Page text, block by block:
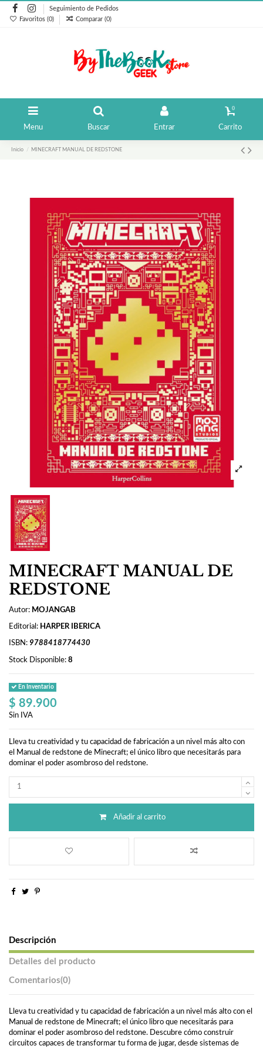
Seguimiento de Pedidos
Favoritos (0) Comparar (0)
Menu Buscar Entrar
0
Carrito
Inicio MINECRAFT MANUAL DE REDSTONE
MINECRAFT MANUAL DE
REDSTONE
Autor: MOJANGAB
Editorial: HARPER IBERICA
ISBN: 9788418774430
Stock Disponible: 8
En Inventario
$ 89.900
Sin IVA
Lleva tu creatividad y tu capacidad de fabricación a un nivel más alto con
el Manual de redstone de Minecraft; el único libro que necesitarás para
dominar el poder asombroso del redstone.
Añadir al carrito
Descripción
Detalles del producto
Comentarios(0)
Lleva tu creatividad y tu capacidad de fabricación a un nivel más alto con el
Manual de redstone de Minecraft; el único libro que necesitarás para
dominar el poder asombroso del redstone. Descubre cómo construir
circuitos capaces de transformar tu forma de jugar, desde sistemas de